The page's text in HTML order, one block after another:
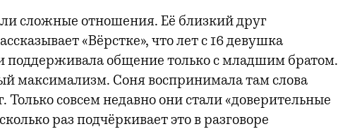
сложные отношения. Её близкий друг
«Вёрстке», что лет с 16 девушка
поддерживала общение только с младшим братом.
максимализм. Соня воспринимала там слова
совсем недавно они стали «доверительные
раз подчёркивает это в разговоре